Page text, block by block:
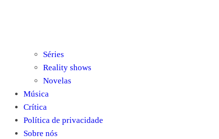
Séries
Reality shows
Novelas
Música
Crítica
Política de privacidade
Sobre nós